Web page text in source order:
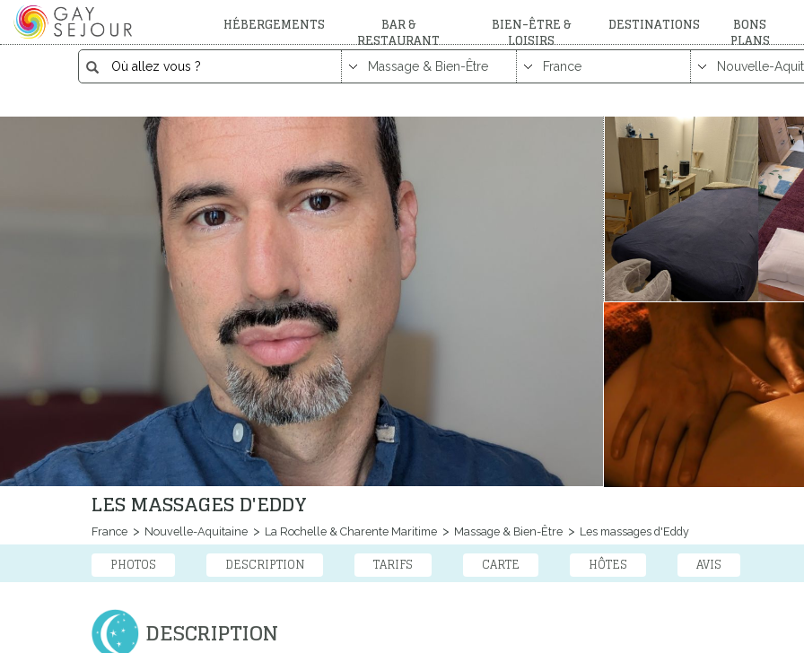
HÉBERGEMENTS BAR &
RESTAURANT
BIEN-ÊTRE &
LOISIRS
DESTINATIONS BONS
PLANS
LES MASSAGES D'EDDY
France Nouvelle-Aquitaine La Rochelle & Charente Maritime Massage & Bien-Être Les massages d'Eddy
PHOTOS DESCRIPTION TARIFS CARTE HÔTES AVIS
DESCRIPTION